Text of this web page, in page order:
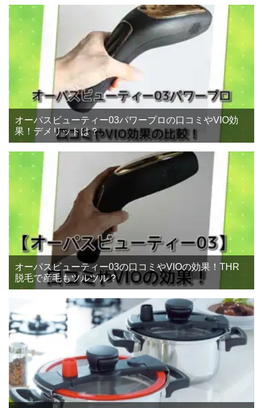
オーパスビューティー03パワープロの口コミやVIO効
果！デメリットは？
オーパスビューティー03の口コミやVIOの効果！THR
脱毛で産毛もツルツル？